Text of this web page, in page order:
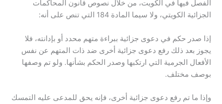
الفصل فيها في الكويت، من خلال نصوص قانون المحاكمات
الجزائية الكويتي، ولا سيما المادة 184 التي تنص على أنه:
إذا صدر حكم في دعوى جزائية ببراءة متهم محدد أو بإدانته، فلا
يجوز بعد ذلك رفع دعوى جزائية أخرى ضد ذات المتهم عن نفس
الأفعال الجرمية التي ارتكبها وصدر الحكم بشأنها. ولو تم وصفها
بوصف مختلف.
وإذا ما تم رفع دعوى جزائية أخرى، فإنه يحق للمدعى عليه التمسك